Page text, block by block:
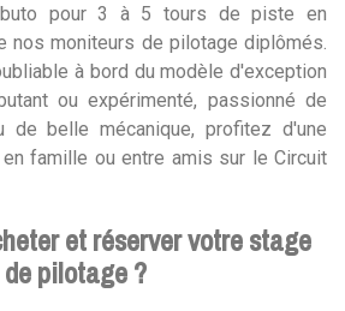
pour 3 à 5 tours de piste en
nos moniteurs de pilotage diplômés.
à bord du modèle d'exception
ou expérimenté, passionné de
de belle mécanique, profitez d'une
famille ou entre amis sur le Circuit
et réserver votre stage
de pilotage ?